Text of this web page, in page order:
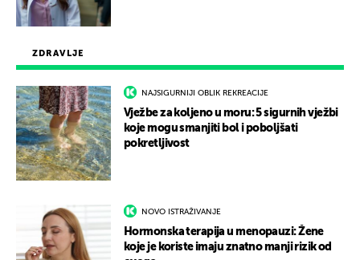
ZDRAVLJE
NAJSIGURNIJI OBLIK REKREACIJE
Vježbe za koljeno u moru: 5 sigurnih vježbi
koje mogu smanjiti bol i poboljšati
pokretljivost
NOVO ISTRAŽIVANJE
Hormonska terapija u menopauzi: Žene
koje je koriste imaju znatno manji rizik od